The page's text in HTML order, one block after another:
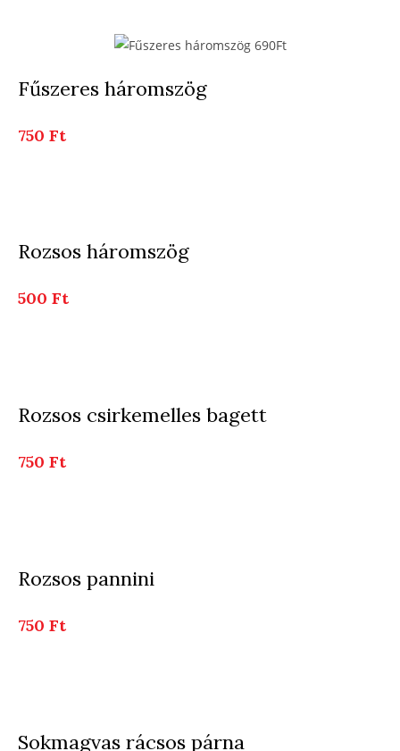
Fűszeres háromszög
750 Ft
Rozsos háromszög
500 Ft
Rozsos csirkemelles bagett
750 Ft
Rozsos pannini
750 Ft
Sokmagvas rácsos párna